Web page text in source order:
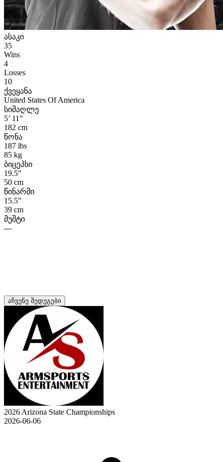
ასაკი
35
Wins
4
Losses
10
ქვეყანა
United States Of America
სიმაღლე
5’ 11”
182 cm
წონა
187 lbs
85 kg
ბიცეპსი
19.5”
50 cm
წინარმი
15.5”
39 cm
მუშტი
---
აჩვენე შედეგები
2026 Arizona State Championships
2026-06-06